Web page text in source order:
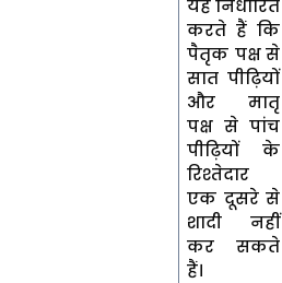
यह निर्धारित
करते हैं कि
पैतृक पक्ष से
सात पीढ़ियों
और मातृ
पक्ष से पांच
पीढ़ियों के
रिश्तेदार
एक दूसरे से
शादी नहीं
कर सकते
हैं।